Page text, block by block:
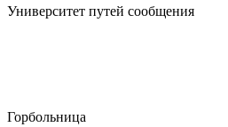
Университет путей сообщения
Горбольница